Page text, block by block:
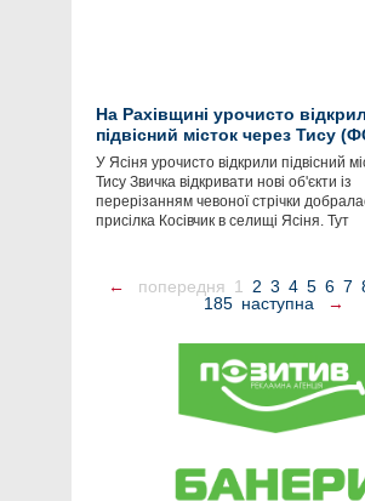
На Рахівщині урочисто
підвісний місток через Тису
​У Ясіня урочисто відкрили підвісний
Тису Звичка відкривати нові об'єкти із
перерізанням чевоної стрічки
присілка Косівчик в селищі Ясіня. Тут
← попередня 1 2 3 4 5 6 7
185 наступна →